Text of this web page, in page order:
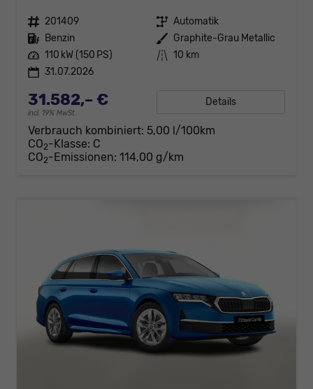
Fahrzeugnr. 201409 Getriebe Automatik
Kraftstoff Benzin Außenfarbe Graphite-Grau Metallic
Leistung 110 kW (150 PS) Kilometerstand 10 km
31.07.2026
31.582,– €
incl. 19% MwSt.
Details
Verbrauch kombiniert: 5,00 l/100km
CO2-Klasse: C
CO2-Emissionen: 114,00 g/km